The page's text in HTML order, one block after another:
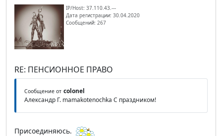
IP/Host: 37.110.43.---
Дата регистрации: 30.04.2020
Сообщений: 267
RE: ПЕНСИОННОЕ ПРАВО
Сообщение от colonel
Александр Г. mamakotenochka С праздником!
Присоединяюсь.